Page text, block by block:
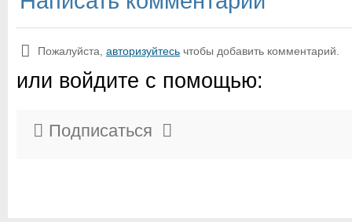
Пожалуйста, авторизуйтесь чтобы добавить комментарий.
или войдите с помощью:
Подписаться